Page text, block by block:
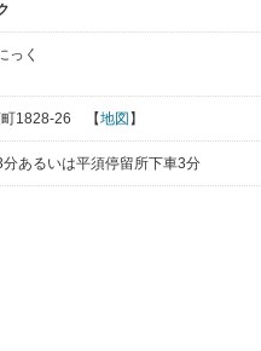
っく
1828-26 【地図 】
あるいは平須停留所下車3分